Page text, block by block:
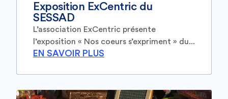
Exposition ExCentric du
SESSAD
L’association ExCentric présente
l’exposition « Nos coeurs s’expriment » du...
EN SAVOIR PLUS